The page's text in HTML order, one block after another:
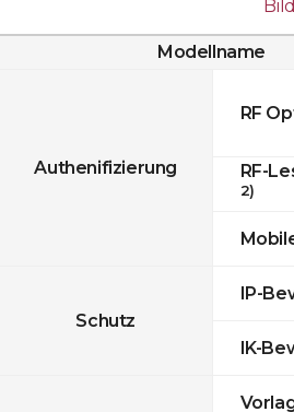
Modellname
Authenifizierung
RF
RF-
2)
Schutz
IP-
IK-